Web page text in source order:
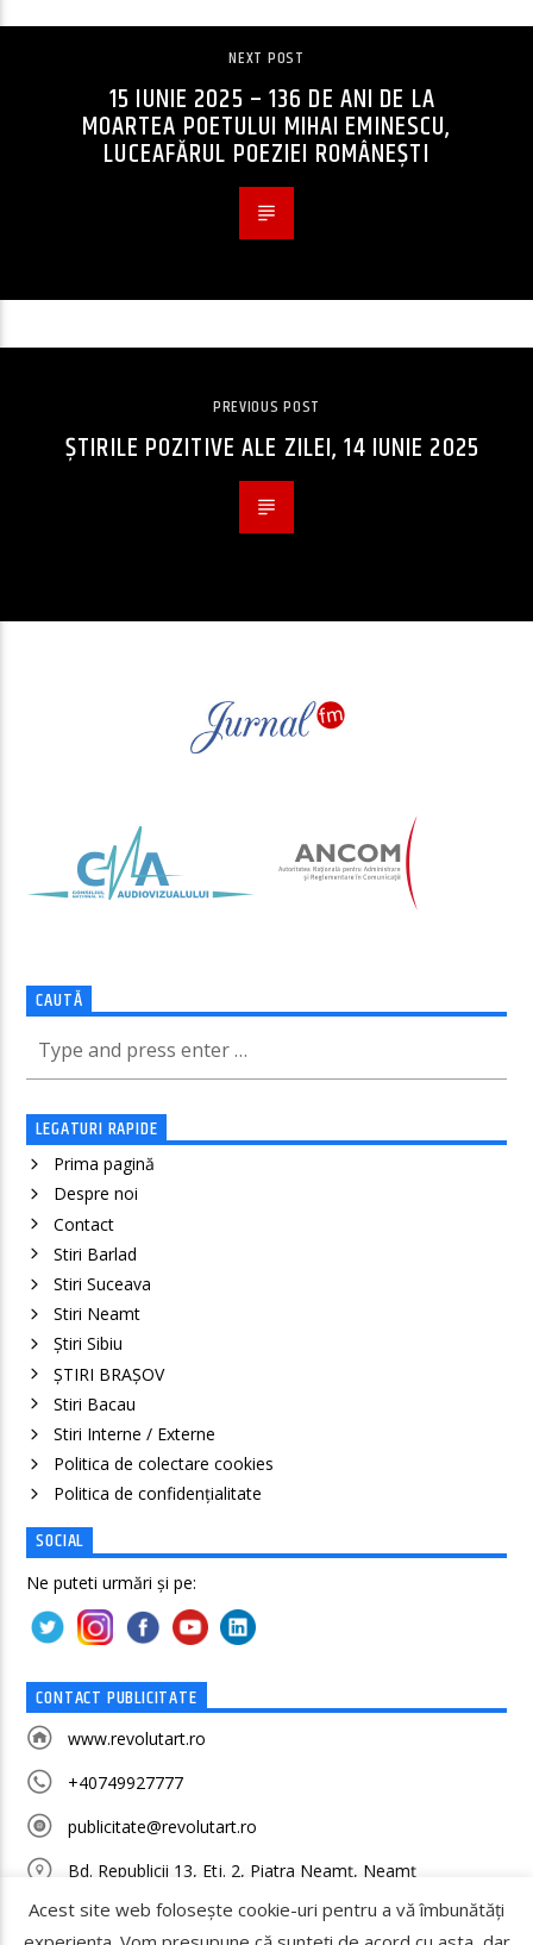
NEXT POST
15 IUNIE 2025 – 136 DE ANI DE LA
MOARTEA POETULUI MIHAI EMINESCU,
LUCEAFĂRUL POEZIEI ROMÂNEȘTI
PREVIOUS POST
ȘTIRILE POZITIVE ALE ZILEI, 14 IUNIE 2025
CAUTĂ
LEGATURI RAPIDE
Prima pagină
Despre noi
Contact
Stiri Barlad
Stiri Suceava
Stiri Neamt
Știri Sibiu
ȘTIRI BRAȘOV
Stiri Bacau
Stiri Interne / Externe
Politica de colectare cookies
Politica de confidenţialitate
SOCIAL
Ne puteti urmări și pe:
CONTACT PUBLICITATE
www.revolutart.ro
+40749927777
publicitate@revolutart.ro
Bd. Republicii 13, Etj. 2, Piatra Neamț, Neamț
Acest site web folosește cookie-uri pentru a vă îmbunătăți